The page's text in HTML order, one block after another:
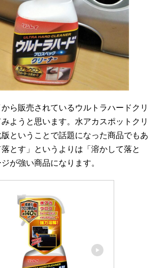
ら販売されているウルトラハードクリ
ようと思います。水アカスポットクリ
ということで話題になった商品でもあ
とす」というよりは「溶かして落と
が強い商品になります。